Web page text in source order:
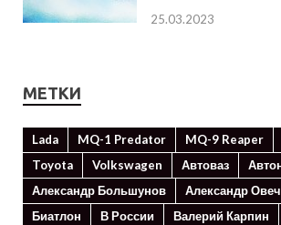
25.03.2023
МЕТКИ
Lada MQ-1 Predator MQ-9 Reaper
Toyota
Volkswagen Автоваз
Александр Большунов
Александр
Биатлон
В России Валерий Карпин